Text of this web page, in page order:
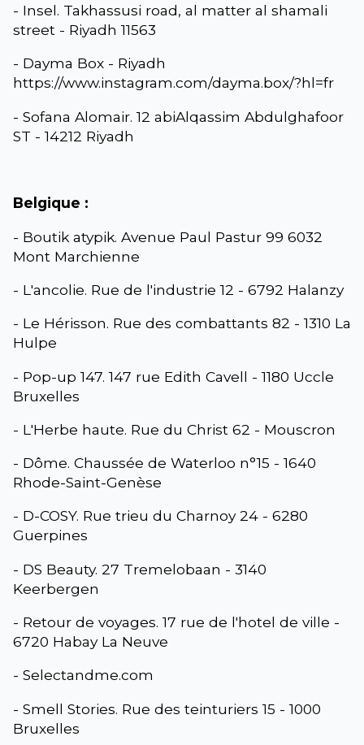
- Insel. Takhassusi road, al matter al shamali
street - Riyadh 11563
- Dayma Box - Riyadh
https://www.instagram.com/dayma.box/?hl=fr
- Sofana Alomair. 12 abiAlqassim Abdulghafoor
ST - 14212 Riyadh
Belgique :
- Boutik atypik. Avenue Paul Pastur 99 6032
Mont Marchienne
- L'ancolie. Rue de l'industrie 12 - 6792 Halanzy
- Le Hérisson. Rue des combattants 82 - 1310 La
Hulpe
- Pop-up 147. 147 rue Edith Cavell - 1180 Uccle
Bruxelles
- L'Herbe haute. Rue du Christ 62 - Mouscron
- Dôme. Chaussée de Waterloo n°15 - 1640
Rhode-Saint-Genèse
- D-COSY. Rue trieu du Charnoy 24 - 6280
Guerpines
- DS Beauty. 27 Tremelobaan - 3140
Keerbergen
- Retour de voyages. 17 rue de l'hotel de ville -
6720 Habay La Neuve
- Selectandme.com
- Smell Stories. Rue des teinturiers 15 - 1000
Bruxelles